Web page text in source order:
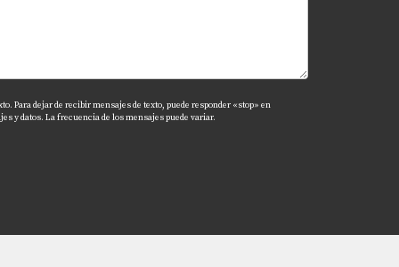
sin requerir grandes inversiones.
mejores precios.
en contactarme directamente. Estoy
Para dejar de recibir mensajes de texto, puede responder «stop» en
y datos. La frecuencia de los mensajes puede variar.